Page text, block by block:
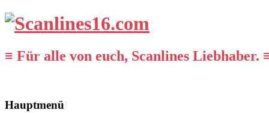
≡ Für alle von euch, Scanlines Liebhaber.
Hauptmenü